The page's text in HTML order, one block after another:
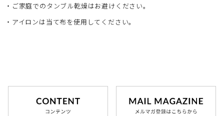
・ご家庭でのタンブル乾燥はお避けください。
・アイロンは当て布を使用してください。